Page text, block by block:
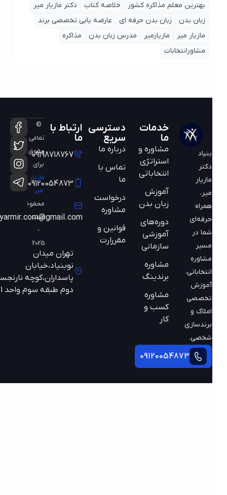
بهترین معلم مذاکره کشور
خلاصه کتاب
دکتر مازیار میر
زبان بدن
زبان بدن حرفه ای
عارضه یابی تخصصی برند
مازیار میر
مازیارمیر مدرس زبان بدن
مذاکره
مشاورانتخابات
مازیار
همراه
حرفه‌ای
شما در
مسیر
مشاوره
انتخاباتی،
آموزش
تخصصی
املاک و
برندسازی
شخصی.
09120054873
خدمات
مشاوره و
استراتژی
انتخاباتی
آموزش
زبان بدن
دوره‌های
آموزشی
سازمانی
مشاوره
برندینگ
مشاوره
کسب و
دسترسی
سریع
درباره ما
تماس با
ما
درخواست
مشاوره
قوانین و
مقررارت
ارتباط با
09198718767
09120054873
mazyarmir.com@gmail.com
تهران میدان
نوبنیاد،خیابان
پاسداران،کوچه نارنجستان
دوم طبقه سوم واحد 301
©
تمامی
حقوق
محفوظ
است